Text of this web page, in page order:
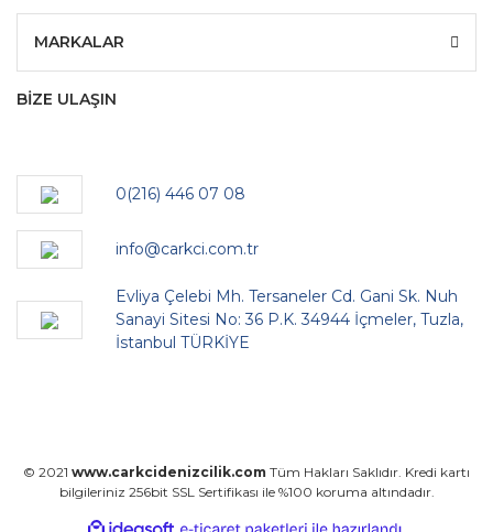
MARKALAR
BİZE ULAŞIN
0(216) 446 07 08
info@carkci.com.tr
Evliya Çelebi Mh. Tersaneler Cd. Gani Sk. Nuh
Sanayi Sitesi No: 36 P.K. 34944 İçmeler, Tuzla,
İstanbul TÜRKİYE
© 2021 www.carkcidenizcilik.com Tüm Hakları Saklıdır. Kredi kartı
bilgileriniz 256bit SSL Sertifikası ile %100 koruma altındadır.